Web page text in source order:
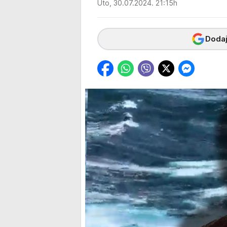
Uto, 30.07.2024. 21:15h